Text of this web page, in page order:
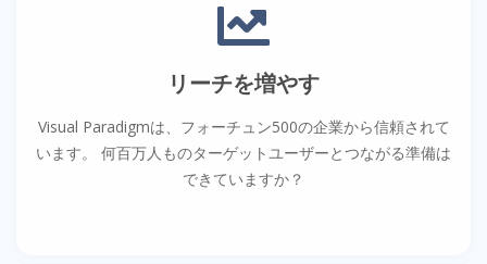
リーチを増やす
Visual Paradigmは、フォーチュン500の企業から信頼されて
います。 何百万人ものターゲットユーザーとつながる準備は
できていますか？